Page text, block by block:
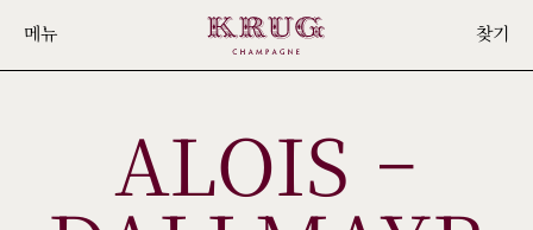
main
content
메뉴 찾기
ALOIS –